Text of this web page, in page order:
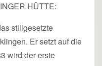
HÜTTE:
stillgesetzte
Er setzt auf die
wird der erste